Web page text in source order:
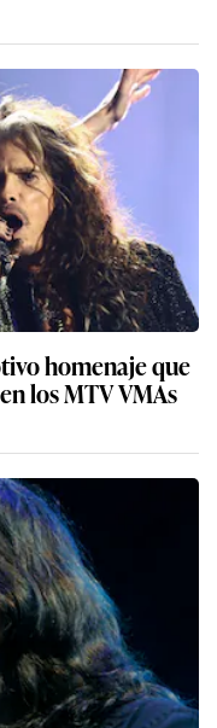
homenaje que
los MTV VMAs